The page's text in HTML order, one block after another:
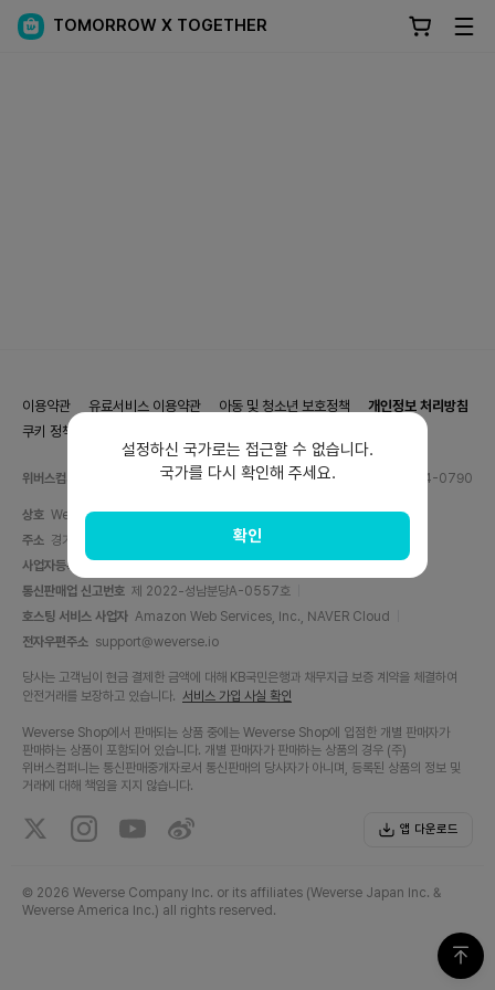
TOMORROW X TOGETHER
이용약관 유료서비스 이용약관 아동 및 청소년 보호정책
개인정보 처리방침
쿠키 정책
위버스컴퍼니 사업자 정보 1544-0790
상호 Weverse Company Inc. 대표자 양주일
주소 경기도 성남시 분당구 분당내곡로 131, C동 6층(백현동, 판교테크원타워)
사업자등록번호
통신판매업 신고번호 제 2022-성남분당A-0557호
호스팅 서비스 사업자 Amazon Web Services, Inc., NAVER Cloud
전자우편주소 support@weverse.io
당사는 고객님이 현금 결제한 금액에 대해 KB국민은행과 채무지급 보증 계약을 체결하여
안전거래를 보장하고 있습니다. 서비스 가입 사실 확인
Weverse Shop에서 판매되는 상품 중에는 Weverse Shop에 입점한 개별 판매자가
판매하는 상품이 포함되어 있습니다. 개별 판매자가 판매하는 상품의 경우 (주)
위버스컴퍼니는 통신판매중개자로서 통신판매의 당사자가 아니며, 등록된 상품의 정보 및
거래에 대해 책임을 지지 않습니다.
앱 다운로드
© 2026 Weverse Company Inc. or its affiliates (Weverse Japan Inc. &
Weverse America Inc.) all rights reserved.
설정하신 국가로는 접근할 수 없습니다.
국가를 다시 확인해 주세요.
확인